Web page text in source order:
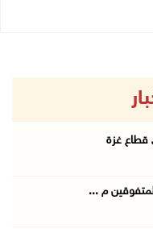
م ...